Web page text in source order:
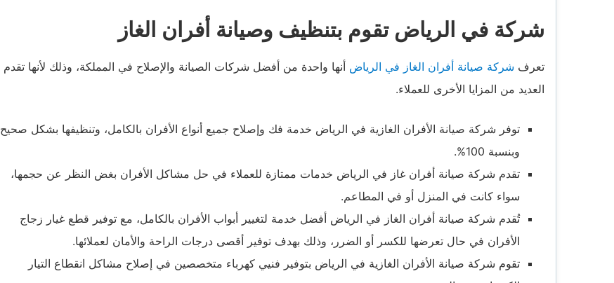
شركة في الرياض تقوم بتنظيف وصيانة أفران الغاز
تعرف شركة صيانة أفران الغاز في الرياض أنها واحدة من أفضل شركات الصيانة والإصلاح في المملكة، وذلك لأنها تقدم
العديد من المزايا الأخرى للعملاء.
توفر شركة صيانة الأفران الغازية في الرياض خدمة فك وإصلاح جميع أنواع الأفران بالكامل، وتنظيفها بشكل صحيح
وبنسبة 100%.
تقدم شركة صيانة أفران غاز في الرياض خدمات ممتازة للعملاء في حل مشاكل الأفران بغض النظر عن حجمها،
سواء كانت في المنزل أو في المطاعم.
تُقدم شركة صيانة أفران الغاز في الرياض أفضل خدمة لتغيير أبواب الأفران بالكامل، مع توفير قطع غيار زجاج
الأفران في حال تعرضها للكسر أو الضرر، وذلك بهدف توفير أقصى درجات الراحة والأمان لعملائها.
تقوم شركة صيانة الأفران الغازية في الرياض بتوفير فنيي كهرباء متخصصين في إصلاح مشاكل انقطاع التيار